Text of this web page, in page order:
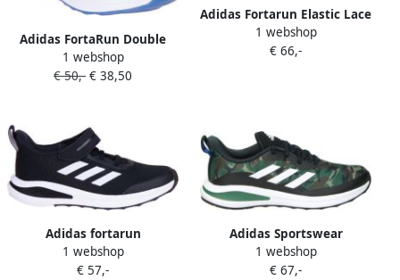
Adidas FortaRun Double
Strap Hardloopschoenen
Victory Blue Cloud White
1 webshop
€ 50,- € 38,50
Adidas Fortarun Elastic Lace
Top Strap Running
Voorschools Schoenen
1 webshop
€ 66,-
Adidas fortarun
hardloopschoenen 2020
kinderen
1 webshop
€ 57,-
Adidas Sportswear
FortaRun Sport Running
Veterschoenen
1 webshop
€ 67,-